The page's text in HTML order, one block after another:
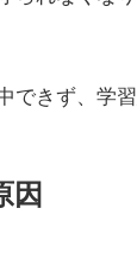
できず、学
因